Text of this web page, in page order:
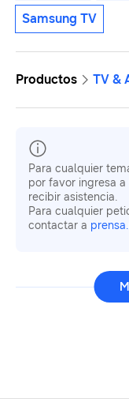
Samsung TV
Productos TV &
Para cualquier
por favor ingresa a
recibir asistencia.
Para cualquier
contactar a